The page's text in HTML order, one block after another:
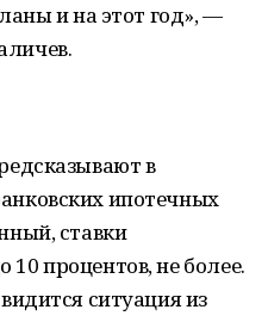
и на этот год», —
в
ипотечных
ставки
процентов, не более.
ситуация из